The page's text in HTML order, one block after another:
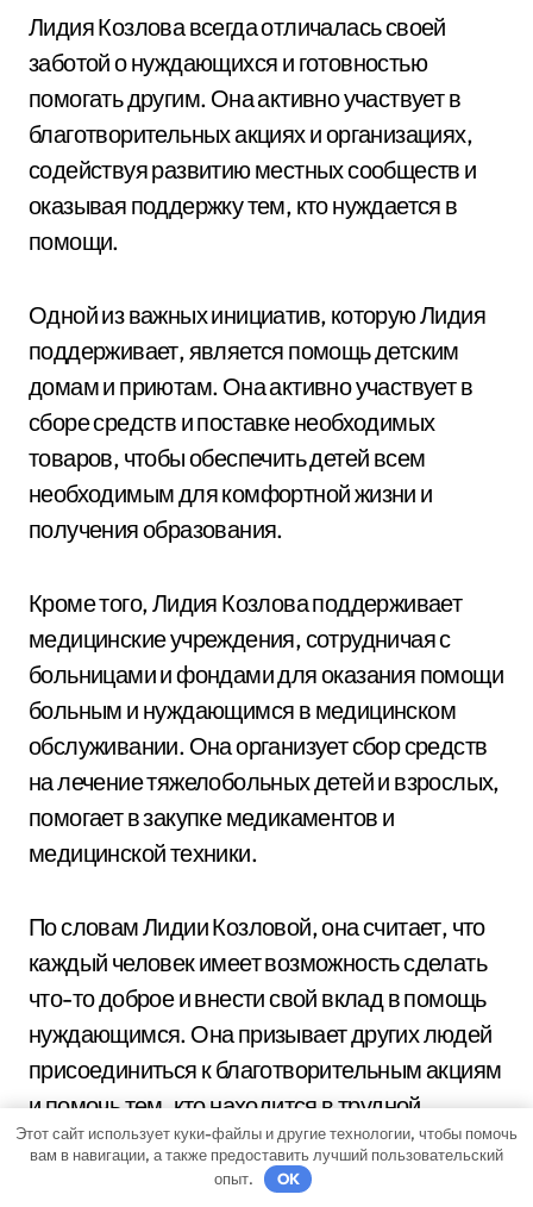
Лидия Козлова всегда отличалась своей
заботой о нуждающихся и готовностью
помогать другим. Она активно участвует в
благотворительных акциях и организациях,
содействуя развитию местных сообществ и
оказывая поддержку тем, кто нуждается в
помощи.
Одной из важных инициатив, которую Лидия
поддерживает, является помощь детским
домам и приютам. Она активно участвует в
сборе средств и поставке необходимых
товаров, чтобы обеспечить детей всем
необходимым для комфортной жизни и
получения образования.
Кроме того, Лидия Козлова поддерживает
медицинские учреждения, сотрудничая с
больницами и фондами для оказания помощи
больным и нуждающимся в медицинском
обслуживании. Она организует сбор средств
на лечение тяжелобольных детей и взрослых,
помогает в закупке медикаментов и
медицинской техники.
По словам Лидии Козловой, она считает, что
каждый человек имеет возможность сделать
что-то доброе и внести свой вклад в помощь
нуждающимся. Она призывает других людей
присоединиться к благотворительным акциям
и помочь тем, кто находится в трудной
жизненной ситуации.
Этот сайт использует куки-файлы и другие технологии, чтобы помочь
вам в навигации, а также предоставить лучший пользовательский
опыт.
OK